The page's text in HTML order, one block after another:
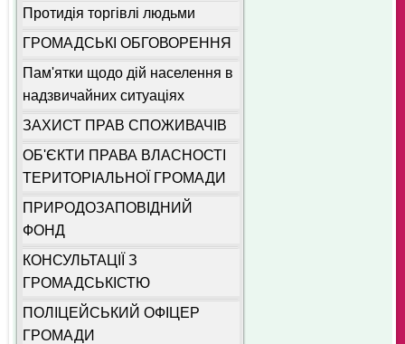
Протидія торгівлі людьми
ГРОМАДСЬКІ ОБГОВОРЕННЯ
Пам'ятки щодо дій населення в
надзвичайних ситуаціях
ЗАХИСТ ПРАВ СПОЖИВАЧІВ
ОБ'ЄКТИ ПРАВА ВЛАСНОСТІ
ТЕРИТОРІАЛЬНОЇ ГРОМАДИ
ПРИРОДОЗАПОВІДНИЙ
ФОНД
КОНСУЛЬТАЦІЇ З
ГРОМАДСЬКІСТЮ
ПОЛІЦЕЙСЬКИЙ ОФІЦЕР
ГРОМАДИ